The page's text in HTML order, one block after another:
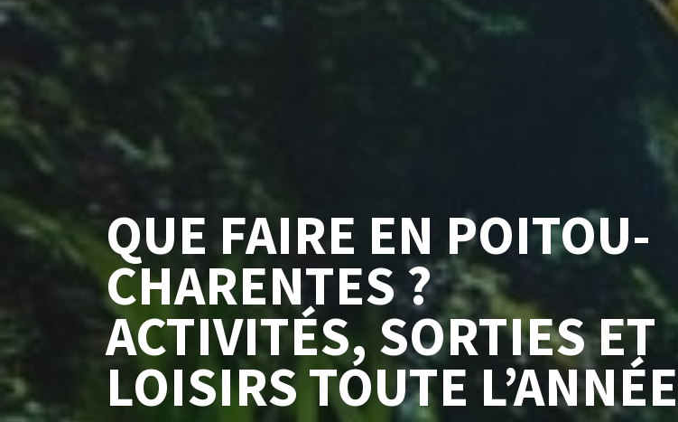
QUE FAIRE EN POITOU-
CHARENTES ?
ACTIVITÉS, SORTIES ET
LOISIRS TOUTE L’ANNÉE